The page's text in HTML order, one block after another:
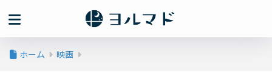
ホーム 映画